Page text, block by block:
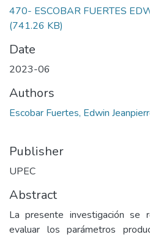
470- ESCOBAR FUERTES
(741.26 KB)
Date
2023-06
Authors
Escobar Fuertes, Edwin
Publisher
UPEC
Abstract
La presente investigación se
evaluar los parámetros